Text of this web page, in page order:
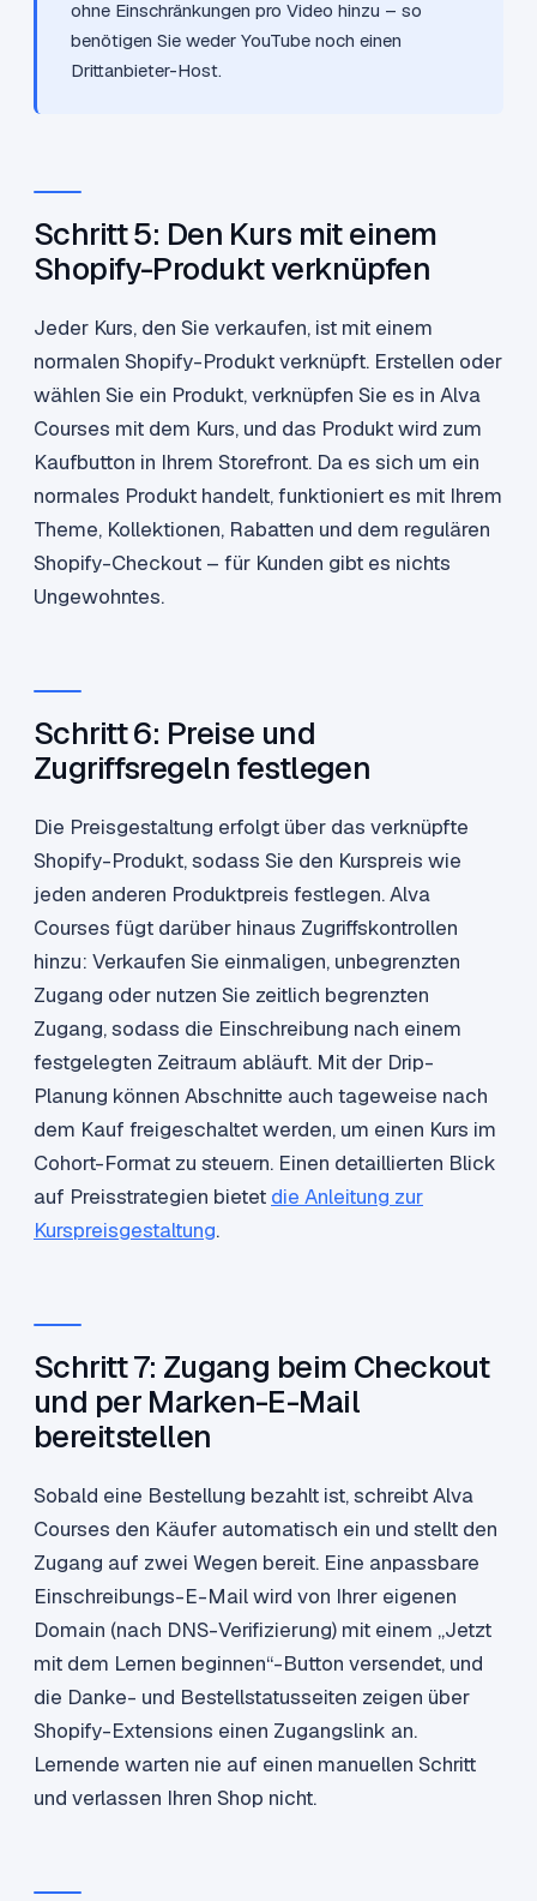
ohne Einschränkungen pro Video hinzu – so
benötigen Sie weder YouTube noch einen
Drittanbieter-Host.
Schritt 5: Den Kurs mit einem
Shopify-Produkt verknüpfen
Jeder Kurs, den Sie verkaufen, ist mit einem
normalen Shopify-Produkt verknüpft. Erstellen oder
wählen Sie ein Produkt, verknüpfen Sie es in Alva
Courses mit dem Kurs, und das Produkt wird zum
Kaufbutton in Ihrem Storefront. Da es sich um ein
normales Produkt handelt, funktioniert es mit Ihrem
Theme, Kollektionen, Rabatten und dem regulären
Shopify-Checkout – für Kunden gibt es nichts
Ungewohntes.
Schritt 6: Preise und
Zugriffsregeln festlegen
Die Preisgestaltung erfolgt über das verknüpfte
Shopify-Produkt, sodass Sie den Kurspreis wie
jeden anderen Produktpreis festlegen. Alva
Courses fügt darüber hinaus Zugriffskontrollen
hinzu: Verkaufen Sie einmaligen, unbegrenzten
Zugang oder nutzen Sie zeitlich begrenzten
Zugang, sodass die Einschreibung nach einem
festgelegten Zeitraum abläuft. Mit der Drip-
Planung können Abschnitte auch tageweise nach
dem Kauf freigeschaltet werden, um einen Kurs im
Cohort-Format zu steuern. Einen detaillierten Blick
auf Preisstrategien bietet die Anleitung zur
Kurspreisgestaltung.
Schritt 7: Zugang beim Checkout
und per Marken-E-Mail
bereitstellen
Sobald eine Bestellung bezahlt ist, schreibt Alva
Courses den Käufer automatisch ein und stellt den
Zugang auf zwei Wegen bereit. Eine anpassbare
Einschreibungs-E-Mail wird von Ihrer eigenen
Domain (nach DNS-Verifizierung) mit einem „Jetzt
mit dem Lernen beginnen“-Button versendet, und
die Danke- und Bestellstatusseiten zeigen über
Shopify-Extensions einen Zugangslink an.
Lernende warten nie auf einen manuellen Schritt
und verlassen Ihren Shop nicht.